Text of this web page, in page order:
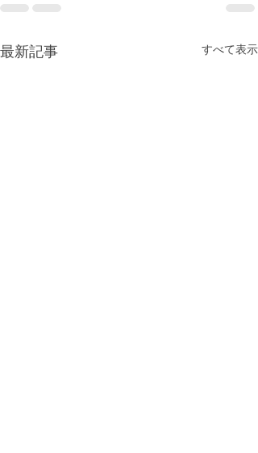
最新記事 すべて表示